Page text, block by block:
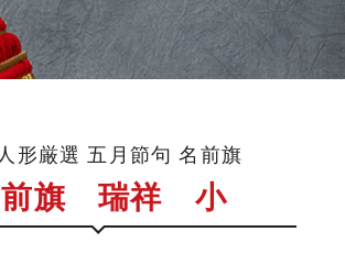
形厳選 五月節句 名前旗
前旗 瑞祥 小